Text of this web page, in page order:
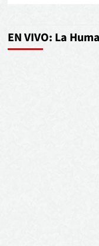
EN VIVO: La